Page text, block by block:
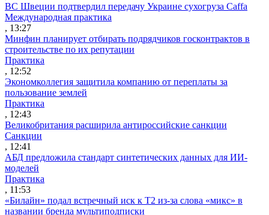
ВС Швеции подтвердил передачу Украине сухогруза Caffa
Международная практика
, 13:27
Минфин планирует отбирать подрядчиков госконтрактов в
строительстве по их репутации
Практика
, 12:52
Экономколлегия защитила компанию от переплаты за
пользование землей
Практика
, 12:43
Великобритания расширила антироссийские санкции
Санкции
, 12:41
АБД предложила стандарт синтетических данных для ИИ-
моделей
Практика
, 11:53
«Билайн» подал встречный иск к Т2 из-за слова «микс» в
названии бренда мультиподписки